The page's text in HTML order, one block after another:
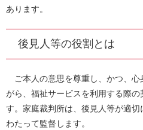
あります。
後見人等の役割とは
ご本人の意思を尊重し、かつ、心
がら、福祉サービスを利用する際
す。家庭裁判所は、後見人等が適
わたって監督します。